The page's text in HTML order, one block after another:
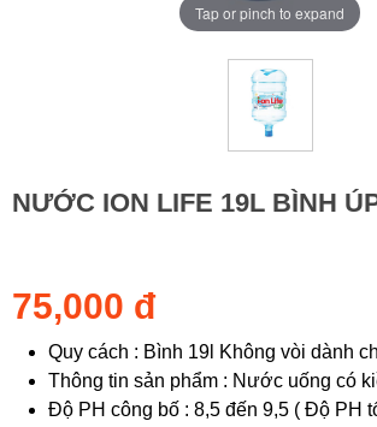
Tap or pinch to expand
NƯỚC ION LIFE 19L BÌNH
75,000 đ
Quy cách : Bình 19l Không vòi dành
Thông tin sản phẩm : Nước uống có
Độ PH công bố : 8,5 đến 9,5 ( Độ PH